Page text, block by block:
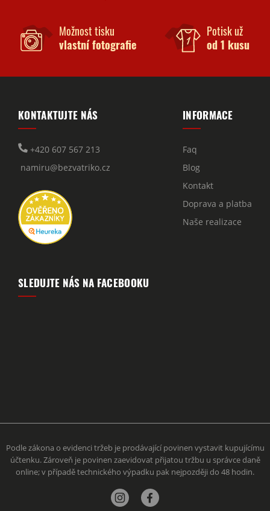
Možnost tisku
vlastní fotografie
Potisk už
od 1 kusu
KONTAKTUJTE NÁS
+420 607 567 213
namiru@bezvatriko.cz
INFORMACE
Faq
Blog
Kontakt
Doprava a platba
Naše realizace
SLEDUJTE NÁS NA FACEBOOKU
Podle zákona o evidenci tržeb je prodávající povinen vystavit kupujícímu
účtenku. Zároveň je povinen zaevidovat přijatou tržbu u správce daně
online; v případě technického výpadku pak nejpozději do 48 hodin.